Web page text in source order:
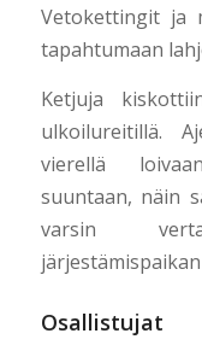
Vetokettingit ja
tapahtumaan
Ketjuja
ulkoilureitillä.
vierellä
suuntaan, näin
varsin
Osallistujat